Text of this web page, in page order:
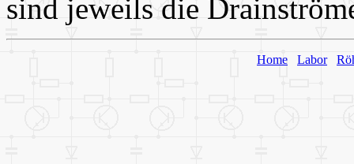
sind jeweils die
Home Labor